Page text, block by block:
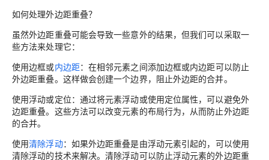
如何处理外边距重叠？
虽然外边距重叠可能会导致一些意外的结果，但我们可以采取一
些方法来处理它：
使用边框或内边距：在相邻元素之间添加边框或内边距可以防止
外边距重叠。这样做会创建一个边界，阻止外边距的合并。
使用浮动或定位：通过将元素浮动或使用定位属性，可以避免外
边距重叠。这些方法可以改变元素的布局行为，从而防止外边距
的合并。
使用清除浮动：如果外边距重叠是由浮动元素引起的，可以使用
清除浮动的技术来解决。清除浮动可以防止浮动元素的外边距重